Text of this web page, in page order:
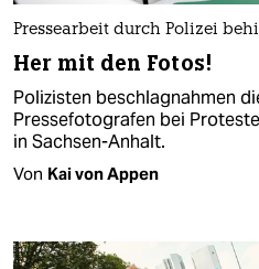
Pressearbeit durch Polizei
Her mit den Fotos!
Polizisten beschlagnahmen
Pressefotografen bei
in Sachsen-Anhalt.
Von Kai von Appen